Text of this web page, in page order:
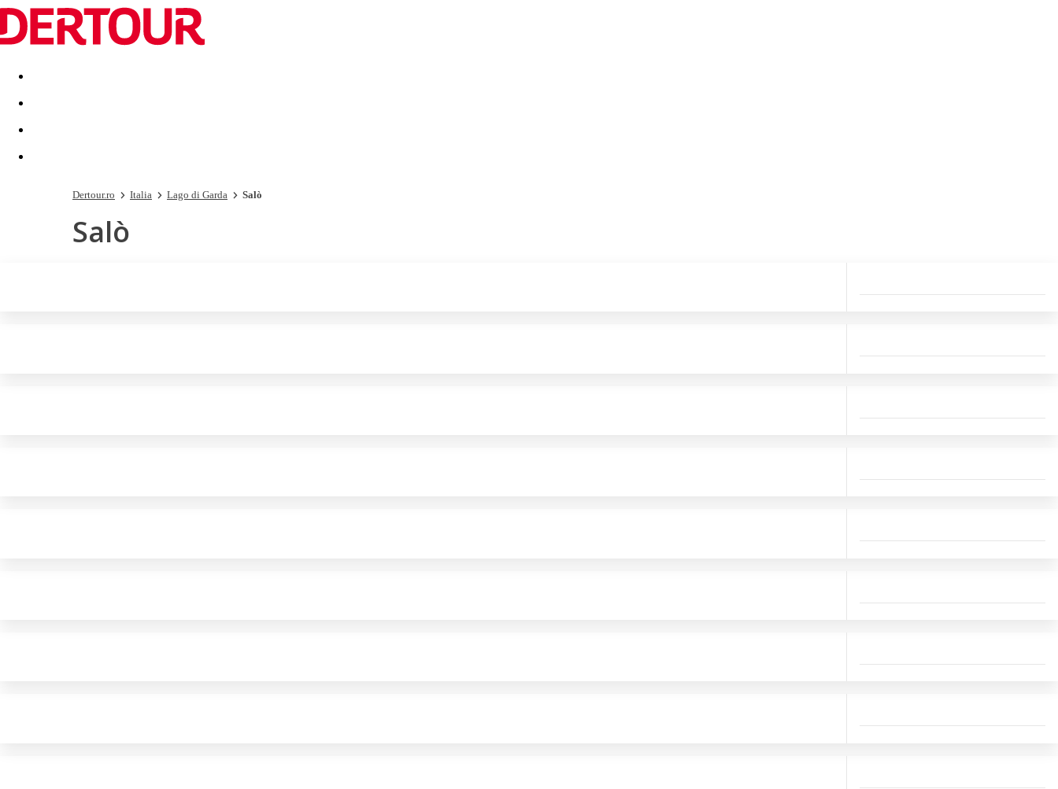
Destinatii Vacanta perfecta OFERTE DE NERATAT
Dertour.ro Italia Lago di Garda Salò
Salò